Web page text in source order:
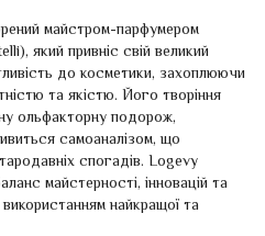
майстром-парфумером
який привніс свій великий
до косметики, захоплюючи
та якістю. Його творіння
ольфакторну подорож,
самоаналізом, що
спогадів. Logevy
майстерності, інновацій та
найкращої та